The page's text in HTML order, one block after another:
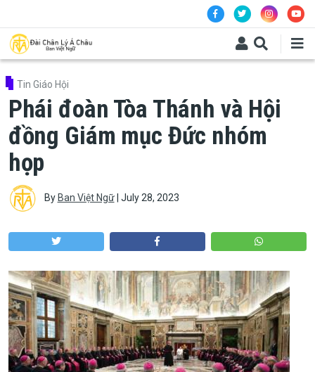
Tin Giáo Hội
Phái đoàn Tòa Thánh và Hội
đồng Giám mục Đức nhóm
họp
By Ban Việt Ngữ| July 28, 2023